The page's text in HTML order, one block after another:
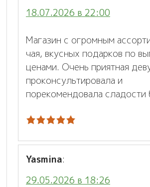
18.07.2026 в 22:00
Магазин с огромным
чая, вкусных подарков по
ценами. Очень приятная
проконсультировала и
порекомендовала сладости
Yasmina:
29.05.2026 в 18:26